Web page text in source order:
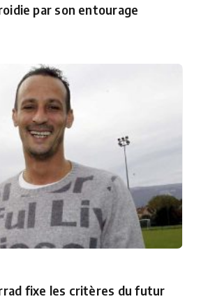
par son entourage
fixe les critères du futur